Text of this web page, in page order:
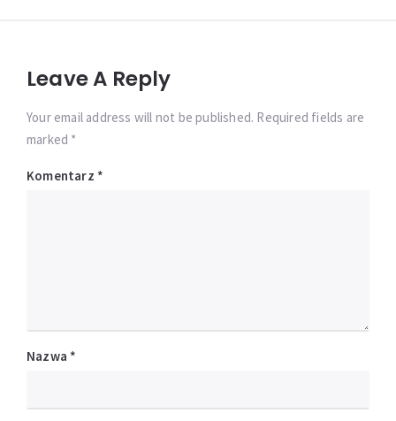
Leave A Reply
Your email address will not be published. Required fields are
marked *
Komentarz *
Nazwa *